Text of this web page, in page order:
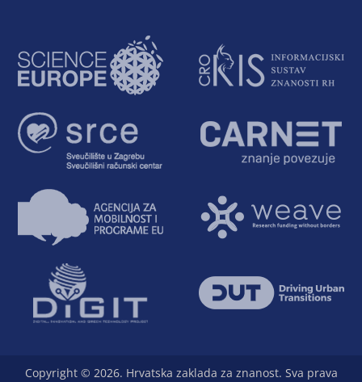
Copyright © 2026. Hrvatska zaklada za znanost. Sva prava